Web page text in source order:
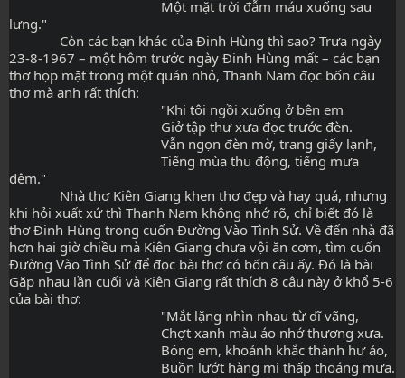
lưng."
23-8-1967 – một hôm trước ngày Đinh Hùng mất – các bạn
thơ họp mặt trong một quán nhỏ, Thanh Nam đọc bốn câu
thơ mà anh rất thích:
                                          "Khi tôi ngồi xuống ở bên em
                                          Giở tập thư xưa đọc trước đèn.
                                          Vẫn ngọn đèn mờ, trang giấy lạnh,
đêm."
khi hỏi xuất xứ thì Thanh Nam không nhớ rõ, chỉ biết đó là
thơ Đinh Hùng trong cuốn Đường Vào Tình Sử. Về đến nhà đã
hơn hai giờ chiều mà Kiên Giang chưa vội ăn cơm, tìm cuốn
Đường Vào Tình Sử để đọc bài thơ có bốn câu ấy. Đó là bài
Gặp nhau lần cuối và Kiên Giang rất thích 8 câu này ở khổ 5-6
của bài thơ:
                                          "Mắt lặng nhìn nhau từ dĩ vãng,
                                          Chợt xanh màu áo nhớ thương xưa.
                                          Bóng em, khoảnh khắc thành hư ảo,
                                          Buồn lướt hàng mi thấp thoáng mưa.